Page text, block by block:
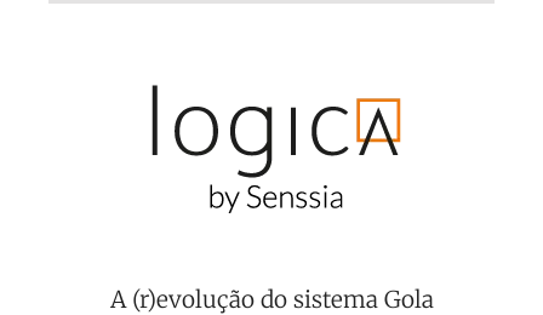
A (r)evolução do sistema Gola